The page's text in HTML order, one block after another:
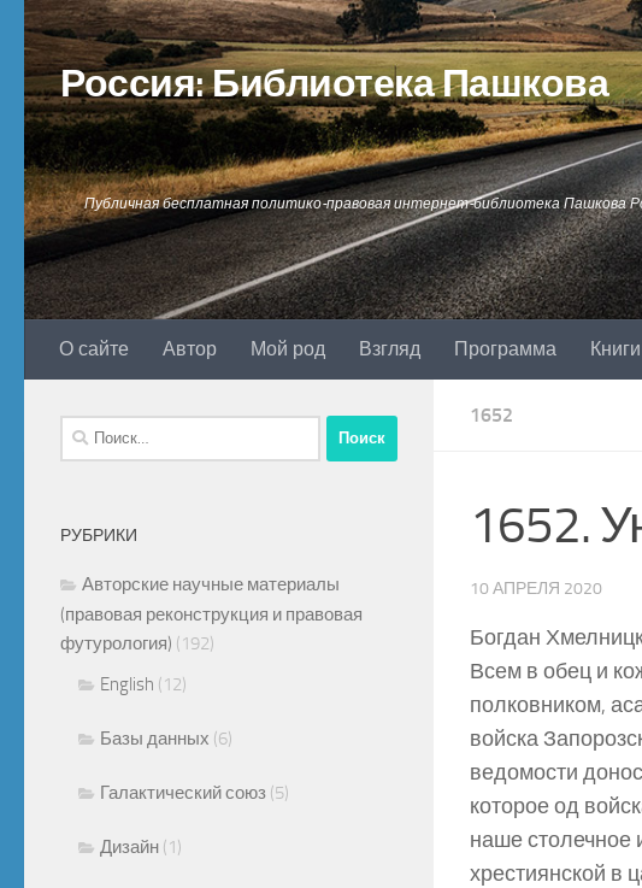
Перейти к содержимому
Россия: Библиотека Пашкова
Публичная бесплатная политико-правовая интернет-библиотека Пашкова
О сайте Автор Мой род Взгляд Программа Книги
1652
1652.
10 АПРЕЛЯ 2020
Богдан
Всем в обец и
полковником,
войска
ведомости
которое од
наше столечное
хрестиянской в
Найти:
РУБРИКИ
Авторские научные материалы
(правовая реконструкция и правовая
футурология) (192)
English (12)
Базы данных (6)
Галактический союз (5)
Дизайн (1)